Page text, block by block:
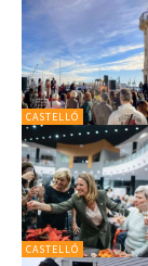
CASTELLÓ
CASTELLÓ